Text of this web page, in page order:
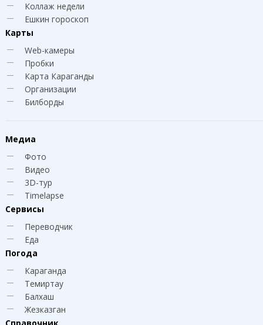
Коллаж недели
Ешкин гороскоп
Карты
Web-камеры
Пробки
Карта Караганды
Организации
Билборды
Медиа
Фото
Видео
3D-тур
Timelapse
Сервисы
Переводчик
Еда
Погода
Караганда
Темиртау
Балхаш
Жезказган